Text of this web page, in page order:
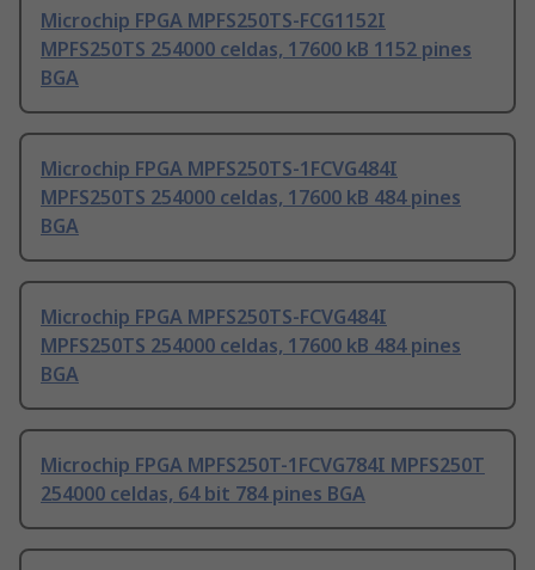
Microchip FPGA MPFS250TS-FCG1152I
MPFS250TS 254000 celdas, 17600 kB 1152 pines
BGA
Microchip FPGA MPFS250TS-1FCVG484I
MPFS250TS 254000 celdas, 17600 kB 484 pines
BGA
Microchip FPGA MPFS250TS-FCVG484I
MPFS250TS 254000 celdas, 17600 kB 484 pines
BGA
Microchip FPGA MPFS250T-1FCVG784I MPFS250T
254000 celdas, 64 bit 784 pines BGA